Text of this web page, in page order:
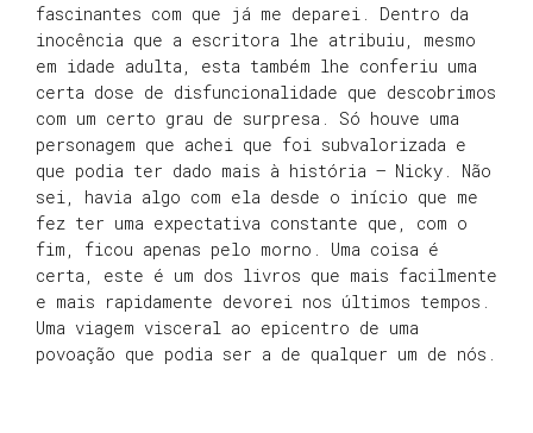
fascinantes com que já me deparei. Dentro da
inocência que a escritora lhe atribuiu, mesmo
em idade adulta, esta também lhe conferiu uma
certa dose de disfuncionalidade que descobrimos
com um certo grau de surpresa. Só houve uma
personagem que achei que foi subvalorizada e
que podia ter dado mais à história – Nicky. Não
sei, havia algo com ela desde o início que me
fez ter uma expectativa constante que, com o
fim, ficou apenas pelo morno. Uma coisa é
certa, este é um dos livros que mais facilmente
e mais rapidamente devorei nos últimos tempos.
Uma viagem visceral ao epicentro de uma
povoação que podia ser a de qualquer um de nós.